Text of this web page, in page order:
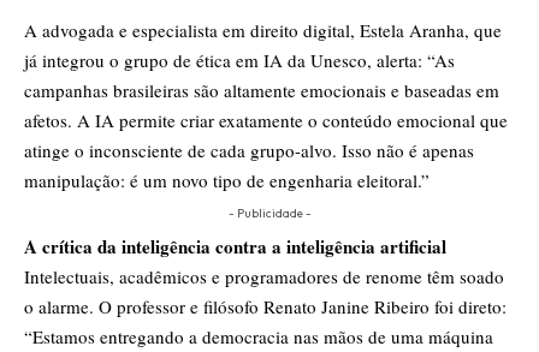
A advogada e especialista em direito digital, Estela Aranha, que
já integrou o grupo de ética em IA da Unesco, alerta: “As
campanhas brasileiras são altamente emocionais e baseadas em
afetos. A IA permite criar exatamente o conteúdo emocional que
atinge o inconsciente de cada grupo-alvo. Isso não é apenas
manipulação: é um novo tipo de engenharia eleitoral.”
- Publicidade -
A crítica da inteligência contra a inteligência artificial
Intelectuais, acadêmicos e programadores de renome têm soado
o alarme. O professor e filósofo Renato Janine Ribeiro foi direto:
“Estamos entregando a democracia nas mãos de uma máquina